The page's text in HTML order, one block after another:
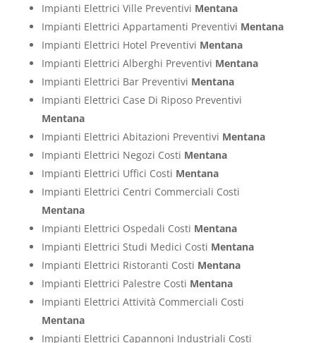
Impianti Elettrici Ville Preventivi Mentana
Impianti Elettrici Appartamenti Preventivi Mentana
Impianti Elettrici Hotel Preventivi Mentana
Impianti Elettrici Alberghi Preventivi Mentana
Impianti Elettrici Bar Preventivi Mentana
Impianti Elettrici Case Di Riposo Preventivi
Mentana
Impianti Elettrici Abitazioni Preventivi Mentana
Impianti Elettrici Negozi Costi Mentana
Impianti Elettrici Uffici Costi Mentana
Impianti Elettrici Centri Commerciali Costi
Mentana
Impianti Elettrici Ospedali Costi Mentana
Impianti Elettrici Studi Medici Costi Mentana
Impianti Elettrici Ristoranti Costi Mentana
Impianti Elettrici Palestre Costi Mentana
Impianti Elettrici Attività Commerciali Costi
Mentana
Impianti Elettrici Capannoni Industriali Costi